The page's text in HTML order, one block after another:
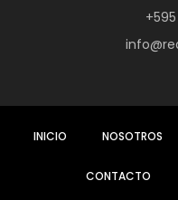
INICIO NOSOTROS
CONTACTO